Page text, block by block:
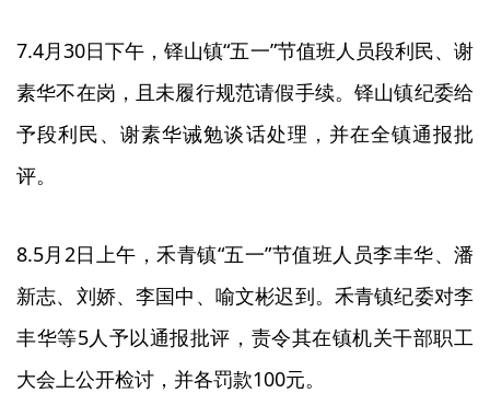
7.4月30日下午，铎山镇“五一”节值班人员段利民、谢
素华不在岗，且未履行规范请假手续。铎山镇纪委给
予段利民、谢素华诫勉谈话处理，并在全镇通报批
评。
8.5月2日上午，禾青镇“五一”节值班人员李丰华、潘
新志、刘娇、李国中、喻文彬迟到。禾青镇纪委对李
丰华等5人予以通报批评，责令其在镇机关干部职工
大会上公开检讨，并各罚款100元。